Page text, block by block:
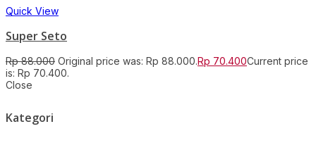
Quick View
Super Seto
Rp88.000 Original price was: Rp 88.000.Rp 70.400Current price
is: Rp 70.400.
Close
Kategori